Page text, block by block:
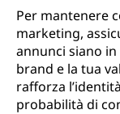
Per mantenere
marketing,
annunci siano
brand e la tua
rafforza
probabilità di